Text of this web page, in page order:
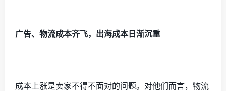
广告、物流成本齐飞，出海成本日渐沉重
成本上涨是卖家不得不面对的问题。对他们而言，物流